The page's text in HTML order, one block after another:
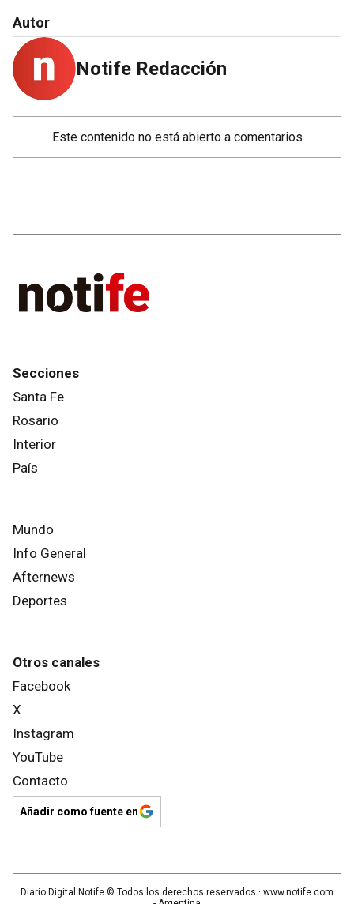
Autor
Notife Redacción
Este contenido no está abierto a comentarios
Secciones
Santa Fe
Rosario
Interior
País
Mundo
Info General
Afternews
Deportes
Otros canales
Facebook
X
Instagram
YouTube
Contacto
Añadir como fuente en
Diario Digital Notife © Todos los derechos reservados.· www.notife.com